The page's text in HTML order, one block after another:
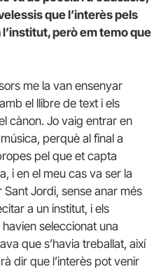
que l’interès pels
però em temo que
me la van ensenyar
el llibre de text i els
cànon. Jo vaig entrar en
perquè al final a
pel que et capta
i en el meu cas va ser la
Jordi, sense anar més
a un institut, i els
seleccionat una
que s’havia treballat, així
dir que l’interès pot venir